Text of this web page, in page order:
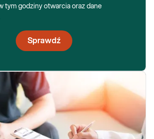
tym godziny otwarcia oraz dane
Sprawdź